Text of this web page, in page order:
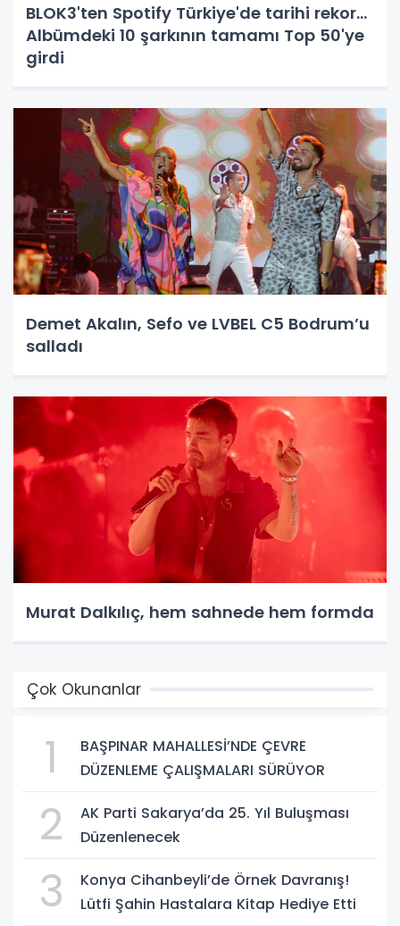
BLOK3'ten Spotify Türkiye'de tarihi rekor...
Albümdeki 10 şarkının tamamı Top 50'ye
girdi
Demet Akalın, Sefo ve LVBEL C5 Bodrum’u
salladı
Murat Dalkılıç, hem sahnede hem formda
Çok Okunanlar
1
BAŞPINAR MAHALLESİ’NDE ÇEVRE
DÜZENLEME ÇALIŞMALARI SÜRÜYOR
2
AK Parti Sakarya’da 25. Yıl Buluşması
Düzenlenecek
3
Konya Cihanbeyli’de Örnek Davranış!
Lütfi Şahin Hastalara Kitap Hediye Etti